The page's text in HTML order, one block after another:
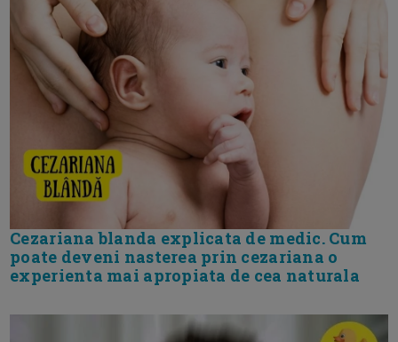
Cezariana blanda explicata de medic. Cum
poate deveni nasterea prin cezariana o
experienta mai apropiata de cea naturala